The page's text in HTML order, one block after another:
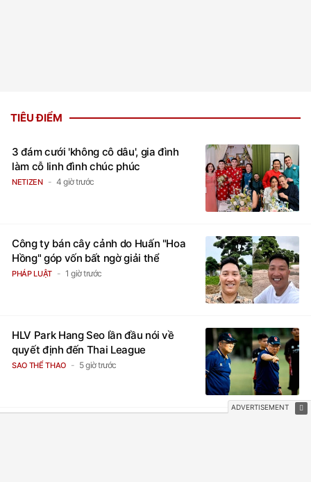
TIÊU ĐIỂM
3 đám cưới 'không cô dâu', gia đình
làm cỗ linh đình chúc phúc
NETIZEN 4 giờ trước
Công ty bán cây cảnh do Huấn "Hoa
Hồng" góp vốn bất ngờ giải thể
PHÁP LUẬT 1 giờ trước
HLV Park Hang Seo lần đầu nói về
quyết định đến Thai League
SAO THỂ THAO 5 giờ trước